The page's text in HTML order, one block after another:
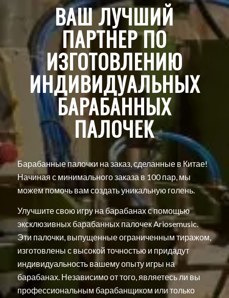
ВАШ ЛУЧШИЙ
ПАРТНЕР ПО
ИЗГОТОВЛЕНИЮ
ИНДИВИДУАЛЬНЫХ
БАРАБАННЫХ
ПАЛОЧЕК
Барабанные палочки на заказ, сделанные в Китае!
Начиная с минимального заказа в 100 пар, мы
можем помочь вам создать уникальную голень.
Улучшите свою игру на барабанах с помощью
эксклюзивных барабанных палочек Ariosemusic.
Эти палочки, выпущенные ограниченным тиражом,
изготовлены с высокой точностью и придадут
индивидуальность вашему опыту игры на
барабанах. Независимо от того, являетесь ли вы
профессиональным барабанщиком или только